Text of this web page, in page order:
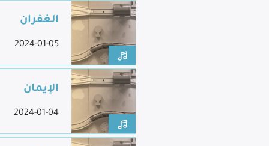
الغفران
2024-01-05
الإيمان
2024-01-04